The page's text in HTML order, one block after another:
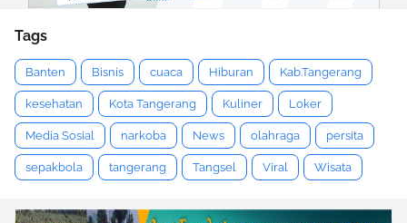
Tags
Banten Bisnis cuaca Hiburan Kab.Tangerang
kesehatan Kota Tangerang Kuliner Loker
Media Sosial narkoba News olahraga persita
sepakbola tangerang Tangsel Viral Wisata